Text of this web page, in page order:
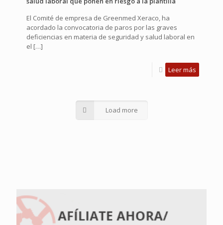
El Comité de empresa de Greenmed Xeraco, ha
acordado la convocatoria de paros por las graves
deficiencias en materia de seguridad y salud laboral en
el […]
Leer más
Load more